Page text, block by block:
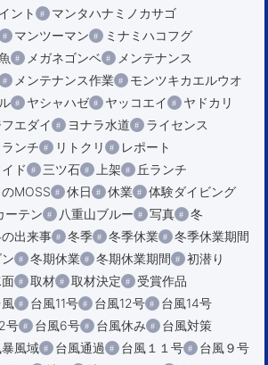
ント
マンタハナミノカサゴ
マンツーマン
ミナミハコフグ
メガネゴンベ
メンテナンス
メンテナンス作業
モンツキカエルウオ
ヤシャハゼ ヤッコエイ
ヤドカリ
エダイ ヨナラ水道
ライセンス
ランチ リトクリ
レポート
ド 三ツ石 上架
丘ランチ
MOSS 休日 休業
体験ダイビング
ーテン 八重山ブルー 写真
冬
出来事 冬季 冬季休業
冬季休業期間
冬期休業 冬期休業期間
初潜り
取材 取材決定
受賞作品
台風11号 台風12号
台風14号
号 台風6号 台風休み
台風対策
風域 台風通過 台風１１号
台風９号